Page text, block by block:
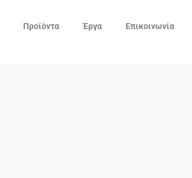
Προϊόντα Έργα Επικοινωνία